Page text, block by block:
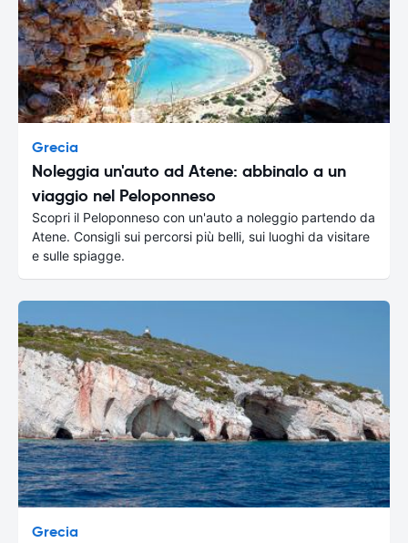
Grecia
Noleggia un'auto ad Atene: abbinalo a un
viaggio nel Peloponneso
Scopri il Peloponneso con un'auto a noleggio partendo da
Atene. Consigli sui percorsi più belli, sui luoghi da visitare
e sulle spiagge.
Grecia